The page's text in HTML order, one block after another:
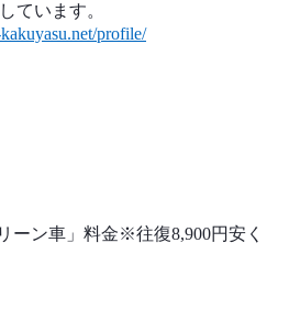
ています。
profile/
ーン車」料金※往復8,900円安く